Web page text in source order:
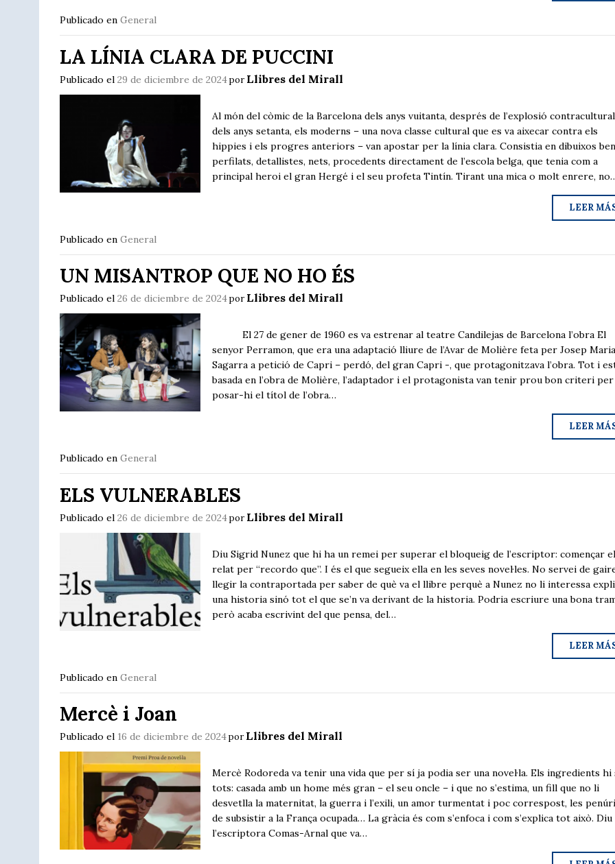
Publicado en General
LA LÍNIA CLARA DE PUCCINI
Publicado el 29 de diciembre de 2024porLlibres del Mirall
Al món del còmic de la Barcelona dels anys vuitanta, després de l’explosió contracultural
dels anys setanta, els moderns – una nova classe cultural que es va aixecar contra els
hippies i els progres anteriors – van apostar per la línia clara. Consistia en dibuixos ben
perfilats, detallistes, nets, procedents directament de l’escola belga, que tenia com a
principal heroi el gran Hergé i el seu profeta Tintín. Tirant una mica o molt enrere,
LEER
Publicado en General
UN MISANTROP QUE NO HO ÉS
Publicado el 26 de diciembre de 2024porLlibres del Mirall
El 27 de gener de 1960 es va estrenar al teatre Candilejas de Barcelona l’obra El
senyor Perramon, que era una adaptació lliure de l’Avar de Molière feta per Josep
Sagarra a petició de Capri – perdó, del gran Capri -, que protagonitzava l’obra. Tot i
basada en l’obra de Molière, l’adaptador i el protagonista van tenir prou bon criteri
posar-hi el títol de l’obra…
LEER
Publicado en General
ELS VULNERABLES
Publicado el 26 de diciembre de 2024porLlibres del Mirall
Diu Sigrid Nunez que hi ha un remei per superar el bloqueig de l’escriptor: començar el
relat per “recordo que”. I és el que segueix ella en les seves novel·les. No servei de
llegir la contraportada per saber de què va el llibre perquè a Nunez no li interessa
una historia sinó tot el que se’n va derivant de la historia. Podria escriure una bona
però acaba escrivint del que pensa, del…
LEER
Publicado en General
Mercè i Joan
Publicado el 16 de diciembre de 2024porLlibres del Mirall
Mercè Rodoreda va tenir una vida que per sí ja podia ser una novel·la. Els ingredients hi
tots: casada amb un home més gran – el seu oncle – i que no s’estima, un fill que no li
desvetlla la maternitat, la guerra i l’exili, un amor turmentat i poc correspost, les
de subsistir a la França ocupada… La gràcia és com s’enfoca i com s’explica tot això. Diu
l’escriptora Comas-Arnal que va…